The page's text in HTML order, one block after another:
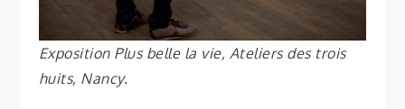
Exposition Plus belle la vie, Ateliers des trois
huits, Nancy.